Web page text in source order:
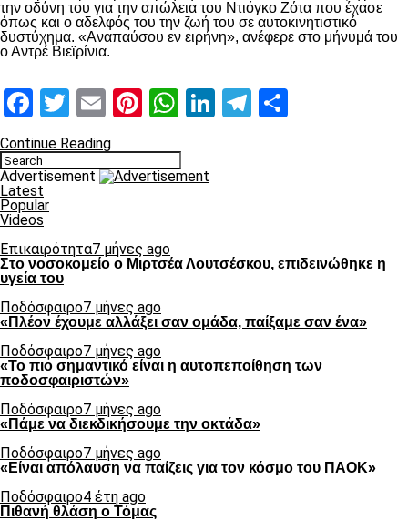
την οδύνη του για την απώλεια του Ντιόγκο Ζότα που έχασε
όπως και ο αδελφός του την ζωή του σε αυτοκινητιστικό
δυστύχημα. «Αναπαύσου εν ειρήνη», ανέφερε στο μήνυμά του
ο Αντρέ Βιεϊρίνια.
Facebook
Twitter
EmailPinterest
WhatsApp
LinkedIn
Telegram
Continue Reading
Advertisement
Latest
Popular
Videos
Επικαιρότητα7 μήνες ago
Στο νοσοκομείο ο Μιρτσέα Λουτσέσκου, επιδεινώθηκε η
υγεία του
Ποδόσφαιρο7 μήνες ago
«Πλέον έχουμε αλλάξει σαν ομάδα, παίξαμε σαν ένα»
Ποδόσφαιρο7 μήνες ago
«Το πιο σημαντικό είναι η αυτοπεποίθηση των
ποδοσφαιριστών»
Ποδόσφαιρο7 μήνες ago
«Πάμε να διεκδικήσουμε την οκτάδα»
Ποδόσφαιρο7 μήνες ago
«Είναι απόλαυση να παίζεις για τον κόσμο του ΠΑΟΚ»
Ποδόσφαιρο4 έτη ago
Πιθανή θλάση ο Τόμας